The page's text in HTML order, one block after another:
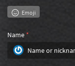
Emoji
Name *